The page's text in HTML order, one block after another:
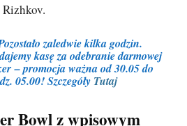
zaledwie kilka godzin.
kasę za odebranie darmowej
– promocja ważna od 30.05 do
05.00! Szczegóły Tutaj
Bowl z wpisowym